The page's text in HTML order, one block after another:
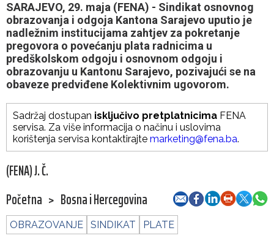
SARAJEVO, 29. maja (FENA) - Sindikat osnovnog
obrazovanja i odgoja Kantona Sarajevo uputio je
nadležnim institucijama zahtjev za pokretanje
pregovora o povećanju plata radnicima u
predškolskom odgoju i osnovnom odgoju i
obrazovanju u Kantonu Sarajevo, pozivajući se na
obaveze predviđene Kolektivnim ugovorom.
Sadržaj dostupan isključivo pretplatnicima FENA
servisa. Za više informacija o načinu i uslovima
korištenja servisa kontaktirajte marketing@fena.ba.
(FENA) J. Č.
Početna > Bosna i Hercegovina
OBRAZOVANJE SINDIKAT PLATE